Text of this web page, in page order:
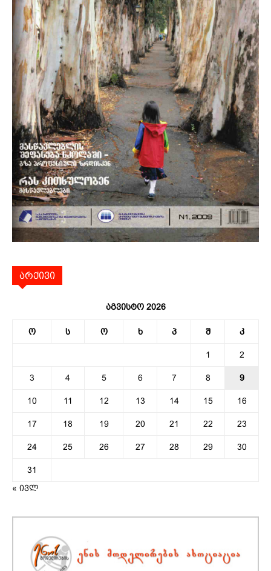
არქივი
აგვისტო 2026
ო ს ო ხ პ შ კ
1 2
3 4 5 6 7 8 9
10 11 12 13 14 15 16
17 18 19 20 21 22 23
24 25 26 27 28 29 30
31
« ივლ